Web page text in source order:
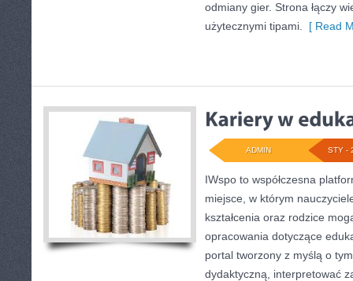
odmiany gier. Strona łączy
użytecznymi tipami.
[ Read
STY -
ADMIN
IWspo to współczesna
miejsce, w którym
kształcenia oraz rodzice
opracowania dotyczące
portal tworzony z myślą o
dydaktyczną, interpretować